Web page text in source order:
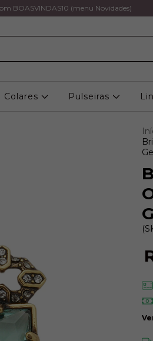
BOASVINDAS10 (menu Novidades)
Colares Pulseiras